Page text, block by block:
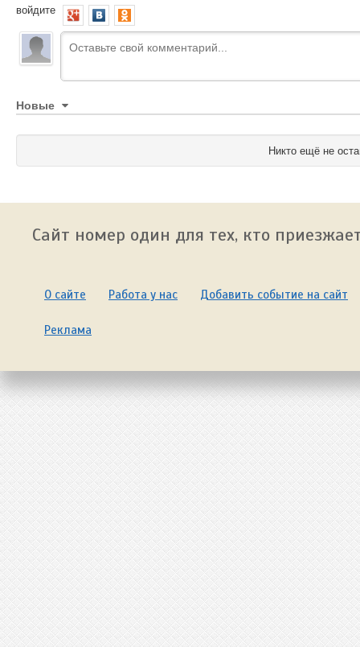
войдите
Новые
Никто ещё не
Сайт номер один для тех, кто
О сайте Работа у нас Добавить событие на сайт
Реклама